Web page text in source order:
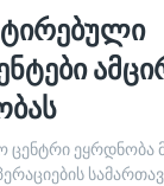
ცენტრი